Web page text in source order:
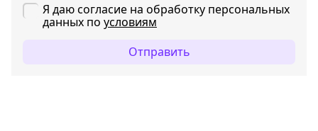
Я даю согласие на обработку персональных
данных по условиям
Отправить